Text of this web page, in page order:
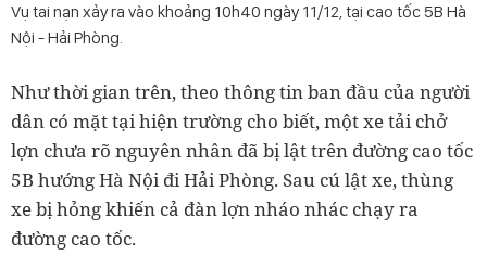
Vụ tai nạn xảy ra vào khoảng 10h40 ngày 11/12, tại cao tốc 5B Hà
Nội - Hải Phòng.
Như thời gian trên, theo thông tin ban đầu của người
dân có mặt tại hiện trường cho biết, một xe tải chở
lợn chưa rõ nguyên nhân đã bị lật trên đường cao tốc
5B hướng Hà Nội đi Hải Phòng. Sau cú lật xe, thùng
xe bị hỏng khiến cả đàn lợn nháo nhác chạy ra
đường cao tốc.